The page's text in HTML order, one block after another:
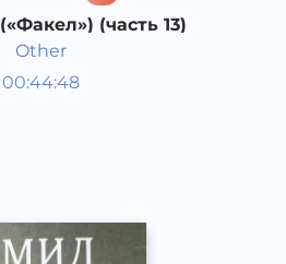
(часть 13)
Other
00:44:48
литература